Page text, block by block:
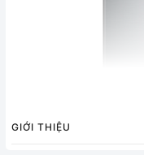
GIỚI THIỆU